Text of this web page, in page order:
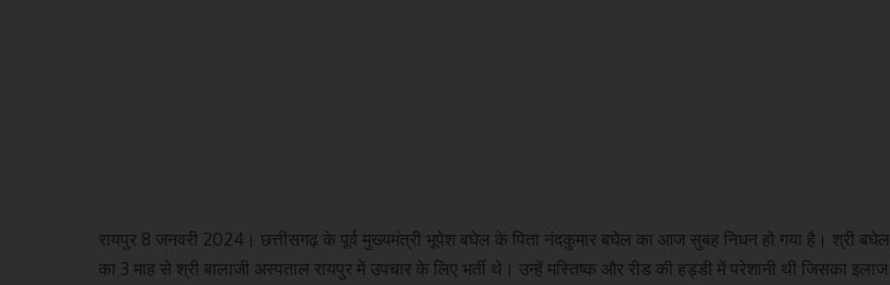
रायपुर 8 जनवरी 2024। छत्तीसगढ़ के पूर्व मुख्यमंत्री भूपेश बघेल के पिता नंदकुमार बघेल का आज सुबह निधन हो गया है। श्री बघेल
का 3 माह से श्री बालाजी अस्पताल रायपुर में उपचार के लिए भर्ती थे। उन्हें मस्तिष्क और रीड की हड्डी में परेशानी थी जिसका इलाज